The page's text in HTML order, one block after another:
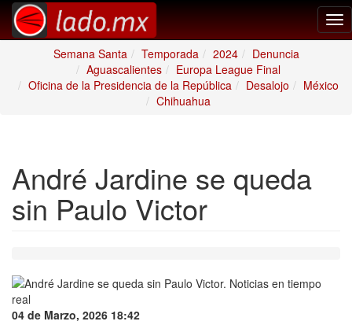
Semana Santa
Temporada 2024
Denuncia
Aguascalientes
Europa League Final
Oficina de la Presidencia de la República
Desalojo
México
Chihuahua
André Jardine se queda
sin Paulo Victor
04 de Marzo, 2026 18:42